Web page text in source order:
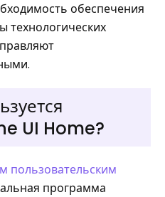
обеспечения
технологических
UI Home?
пользовательским
программа